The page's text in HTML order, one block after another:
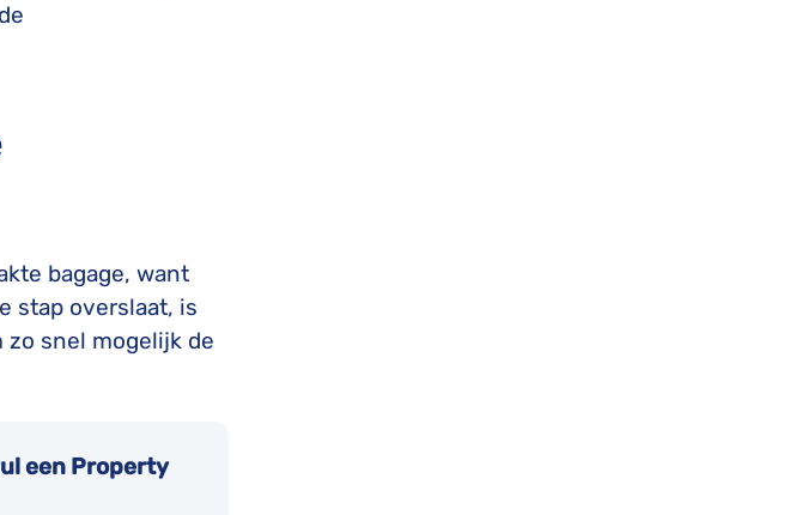
bagage, want
stap overslaat, is
zo snel mogelijk de
een Property